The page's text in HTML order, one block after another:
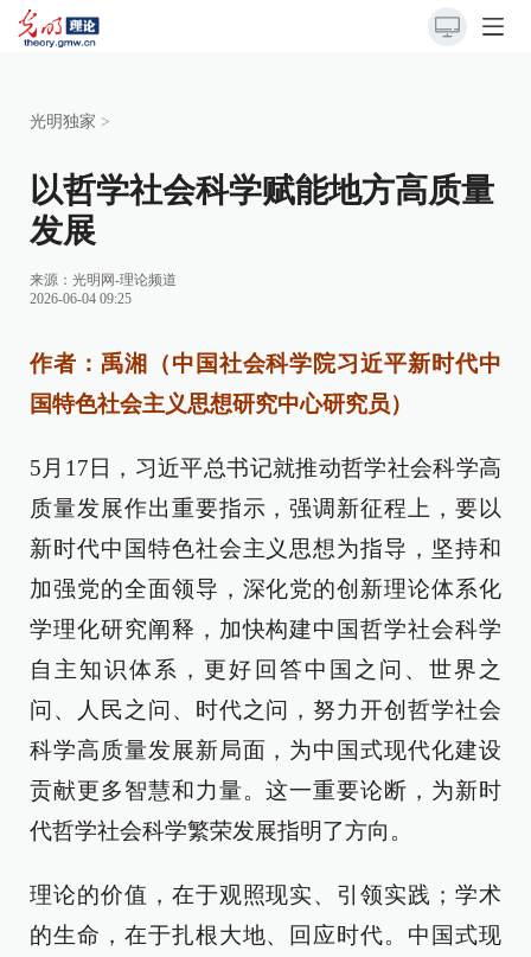
光明独家 >
以哲学社会科学赋能地方高质量
发展
来源： 光明网-理论频道
2026-06-04 09:25
作者：禹湘（中国社会科学院习近平新时代中
国特色社会主义思想研究中心研究员）
5月17日，习近平总书记就推动哲学社会科学高
质量发展作出重要指示，强调新征程上，要以
新时代中国特色社会主义思想为指导，坚持和
加强党的全面领导，深化党的创新理论体系化
学理化研究阐释，加快构建中国哲学社会科学
自主知识体系，更好回答中国之问、世界之
问、人民之问、时代之问，努力开创哲学社会
科学高质量发展新局面，为中国式现代化建设
贡献更多智慧和力量。这一重要论断，为新时
代哲学社会科学繁荣发展指明了方向。
理论的价值，在于观照现实、引领实践；学术
的生命，在于扎根大地、回应时代。中国式现